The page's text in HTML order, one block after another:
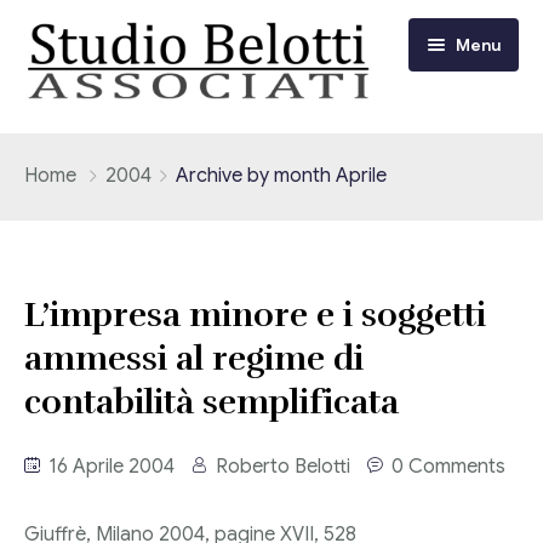
Menu
Adempimenti Dichiarativi e Fiscali
Contrattualistica Varia
Circolari
Circolari Flash
Eventi
Home 2004 Archive by month Aprile
L’impresa minore e i soggetti
ammessi al regime di
contabilità semplificata
16 Aprile 2004 Roberto Belotti 0 Comments
Giuffrè, Milano 2004, pagine XVII, 528